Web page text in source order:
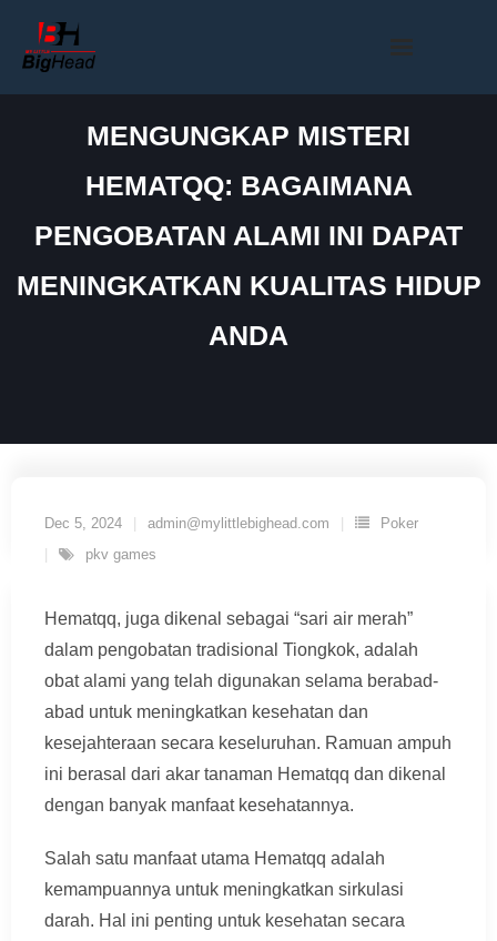
content
MENGUNGKAP MISTERI
HEMATQQ: BAGAIMANA
PENGOBATAN ALAMI INI DAPAT
MENINGKATKAN KUALITAS HIDUP
ANDA
Dec 5, 2024 admin@mylittlebighead.com
Poker
pkv games
Hematqq, juga dikenal sebagai “sari air merah”
dalam pengobatan tradisional Tiongkok, adalah
obat alami yang telah digunakan selama berabad-
abad untuk meningkatkan kesehatan dan
kesejahteraan secara keseluruhan. Ramuan ampuh
ini berasal dari akar tanaman Hematqq dan dikenal
dengan banyak manfaat kesehatannya.
Salah satu manfaat utama Hematqq adalah
kemampuannya untuk meningkatkan sirkulasi
darah. Hal ini penting untuk kesehatan secara